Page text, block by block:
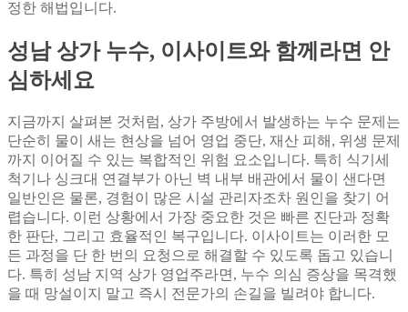
정한 해법입니다.
성남 상가 누수, 이사이트와 함께라면 안
심하세요
지금까지 살펴본 것처럼, 상가 주방에서 발생하는 누수 문제는
단순히 물이 새는 현상을 넘어 영업 중단, 재산 피해, 위생 문제
까지 이어질 수 있는 복합적인 위험 요소입니다. 특히 식기세
척기나 싱크대 연결부가 아닌 벽 내부 배관에서 물이 샌다면
일반인은 물론, 경험이 많은 시설 관리자조차 원인을 찾기 어
렵습니다. 이런 상황에서 가장 중요한 것은 빠른 진단과 정확
한 판단, 그리고 효율적인 복구입니다. 이사이트는 이러한 모
든 과정을 단 한 번의 요청으로 해결할 수 있도록 돕고 있습니
다. 특히 성남 지역 상가 영업주라면, 누수 의심 증상을 목격했
을 때 망설이지 말고 즉시 전문가의 손길을 빌려야 합니다.